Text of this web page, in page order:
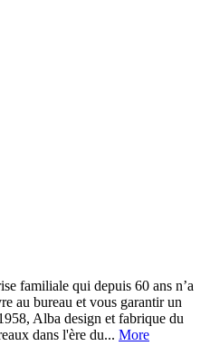
familiale qui depuis 60 ans n’a
au bureau et vous garantir un
Alba design et fabrique du
dans l'ère du... More